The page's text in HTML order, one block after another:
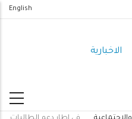
English
الاخبارية